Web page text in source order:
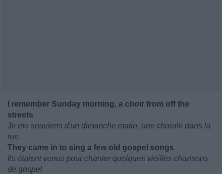
I remember Sunday morning, a choir from off the
streets
Je me souviens d'un dimanche matin, une chorale dans la
rue
They came in to sing a few old gospel songs
Ils étaient venus pour chanter quelques vieilles chansons
de gospel